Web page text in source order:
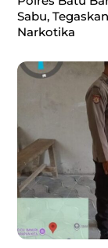
Sabu,
Narkotika